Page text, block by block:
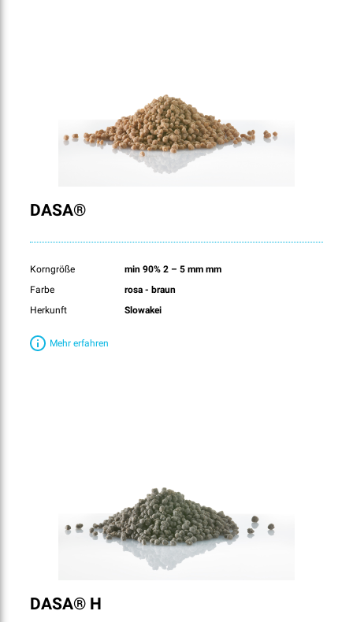
DASA®
Korngröße
min 90% 2 – 5 mm mm
Farbe
rosa - braun
Herkunft
Slowakei
Mehr erfahren
DASA® H